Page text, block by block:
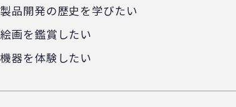
製品開発の歴史を学びたい
絵画を鑑賞したい
機器を体験したい